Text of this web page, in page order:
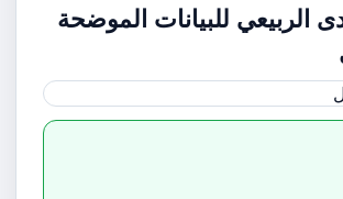
الربيعي للبيانات الموضحة